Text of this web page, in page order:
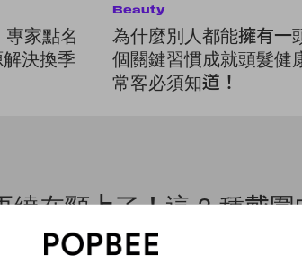
家點名
決換季
Beauty
為什麼別人都能擁有一
個關鍵習慣成就頭髮健
常客必須知道！
繞在頸上了！這 3 種戴
立即化身成街拍達人！